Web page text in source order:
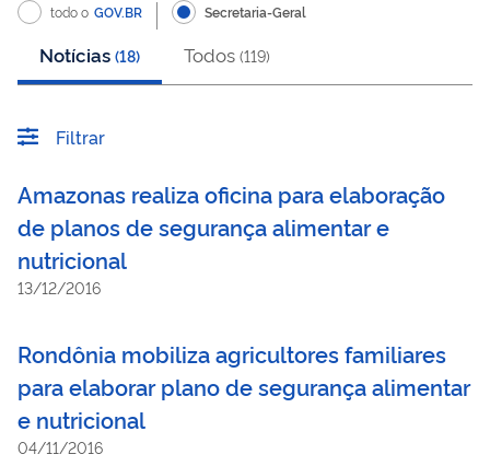
todo o GOV.BR Secretaria-Geral
Notícias (18) Todos (119)
Filtrar
Amazonas realiza oficina para elaboração
de planos de segurança alimentar e
nutricional
13/12/2016
Rondônia mobiliza agricultores familiares
para elaborar plano de segurança alimentar
e nutricional
04/11/2016